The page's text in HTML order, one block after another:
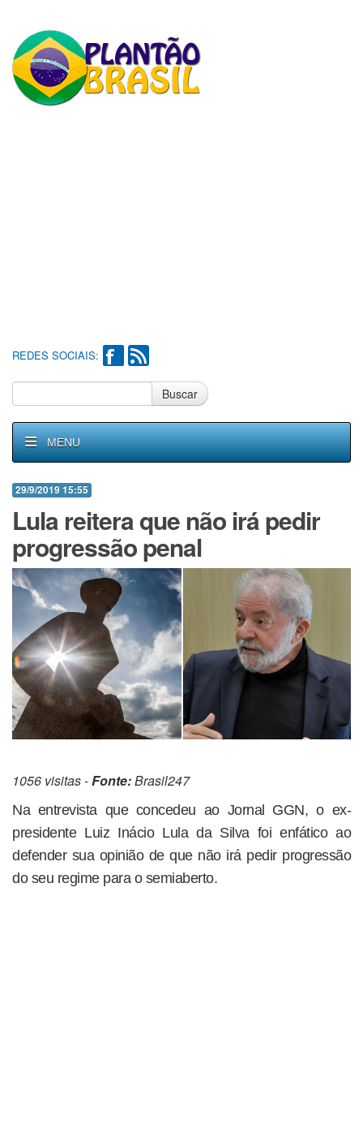
REDES SOCIAIS:
Buscar
MENU
29/9/2019 15:55
Lula reitera que não irá pedir
progressão penal
1056 visitas -Fonte:Brasil247
Na entrevista que concedeu ao Jornal GGN, o ex-
presidente Luiz Inácio Lula da Silva foi enfático ao
defender sua opinião de que não irá pedir progressão
do seu regime para o semiaberto.